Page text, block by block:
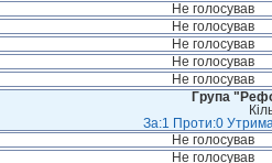
Не голосував
Не голосував
Не голосував
Не голосував
Не голосував
Група
За:1 Проти:0
Не голосував
Не голосував